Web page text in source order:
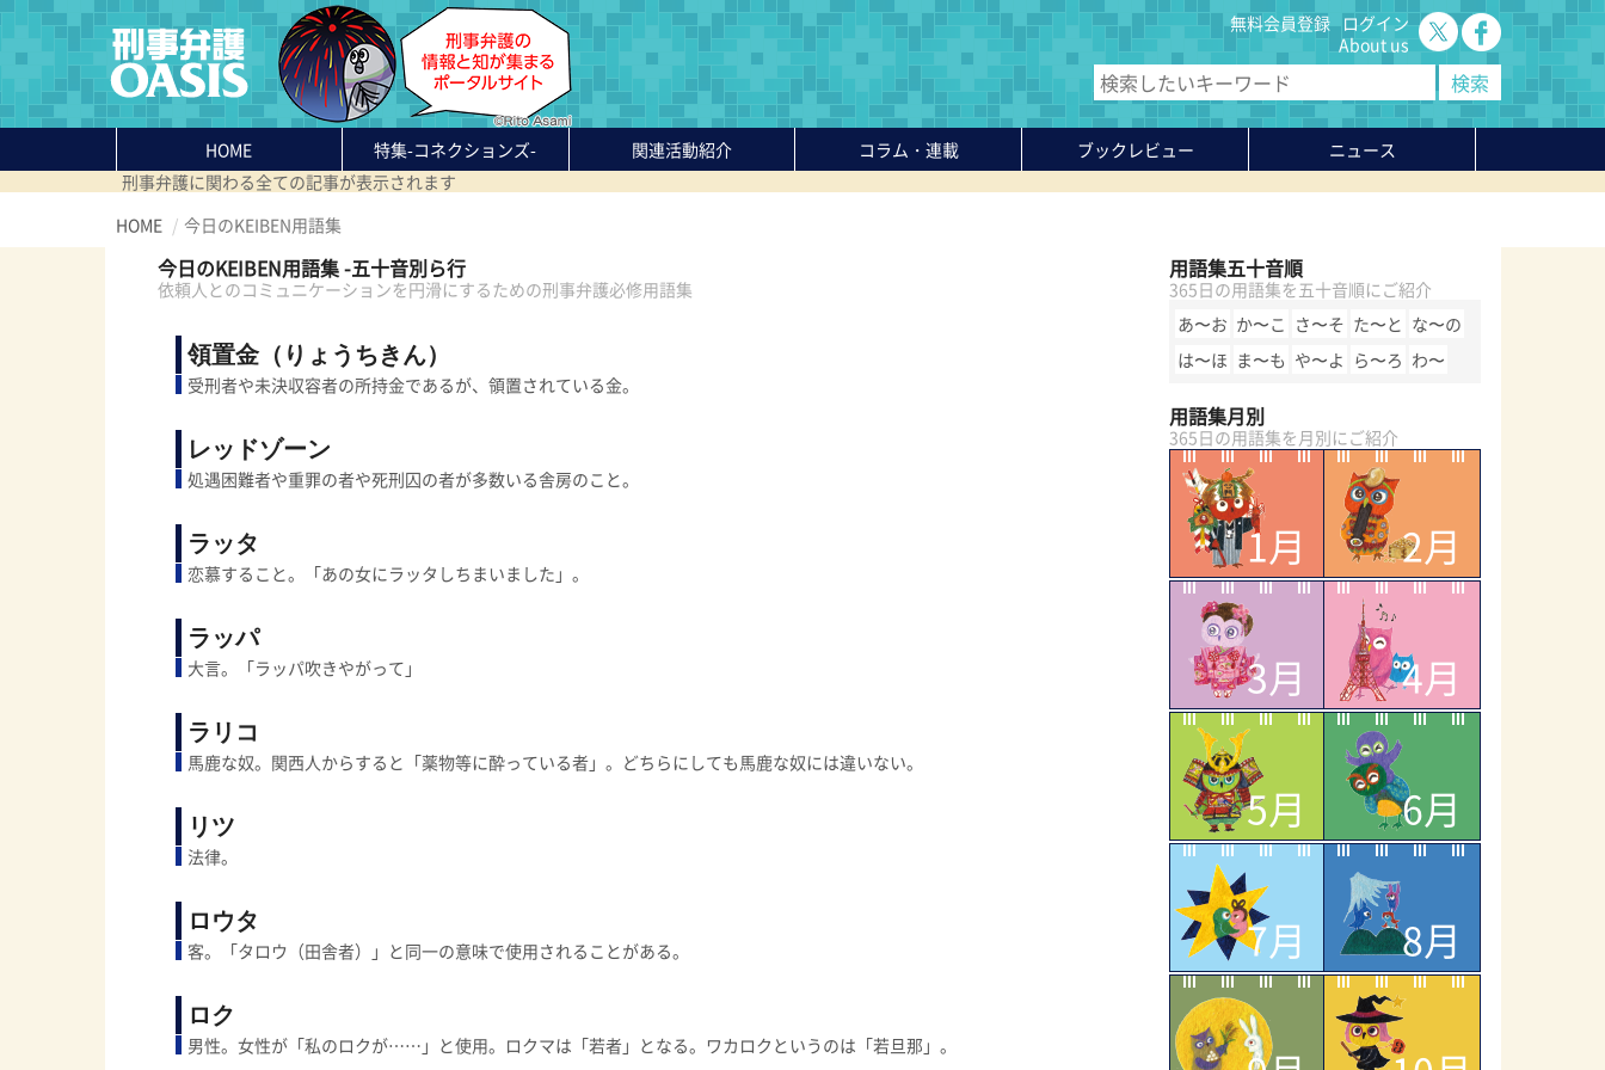
無料会員登録 ログイン
About us
HOME 特集-コネクションズ- 関連活動紹介 コラム・連載 ブックレビュー
ニュース
刑事弁護に関わる全ての記事が表示されます
HOME
今日のKEIBEN用語集
今日のKEIBEN用語集 -五十音別ら行
依頼人とのコミュニケーションを円滑にするための刑事弁護必修用語集
領置金（りょうちきん）
受刑者や未決収容者の所持金であるが、領置されている金。
レッドゾーン
処遇困難者や重罪の者や死刑囚の者が多数いる舎房のこと。
ラッタ
恋慕すること。「あの女にラッタしちまいました」。
ラッパ
大言。「ラッパ吹きやがって」
ラリコ
馬鹿な奴。関西人からすると「薬物等に酔っている者」。どちらにしても馬鹿な奴には違いない。
リツ
法律。
ロウタ
客。「タロウ（田舎者）」と同一の意味で使用されることがある。
ロク
男性。女性が「私のロクが……」と使用。ロクマは「若者」となる。ワカロクというのは「若旦那」。
用語集五十音順
365日の用語集を五十音順にご紹介
あ〜お か〜こ さ〜そ た〜と な〜の
は〜ほ ま〜も や〜よ ら〜ろ わ〜
用語集月別
365日の用語集を月別にご紹介
1月 2月
3月 4月
5月 6月
7月 8月